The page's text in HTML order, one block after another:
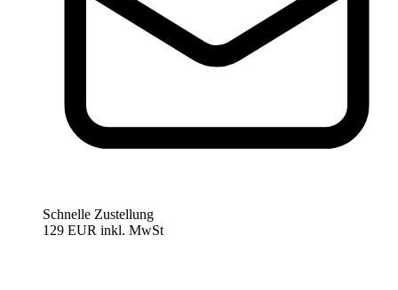
Schnelle Zustellung
129 EUR inkl. MwSt